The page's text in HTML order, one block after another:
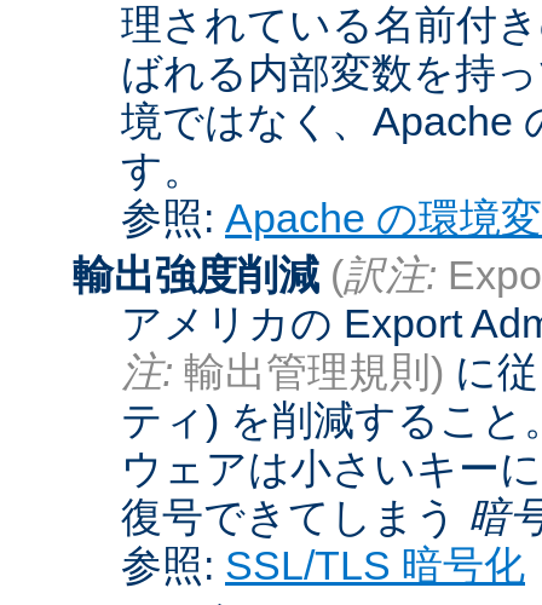
理されている名前付
ばれる内部変数を持
境ではなく、Apache
す。
参照: Apache の環境
輸出強度削減 (訳注:
アメリカの Export
注: 輸出管理規則) に
ティ) を削減すること
ウェアは小さいキー
復号できてしまう 暗
参照: SSL/TLS 暗号化